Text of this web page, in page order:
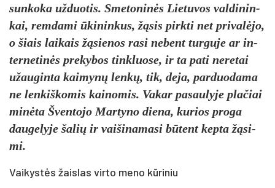
sun­ko­ka už­duo­tis. Sme­to­ninės Lie­tu­vos val­di­nin­
kai, rem­da­mi ūki­nin­kus, žąsis pirk­ti net pri­valė­jo,
o šiais lai­kais žąsie­nos ra­si ne­bent tur­gu­je ar in­
ter­ne­tinės pre­ky­bos tink­luo­se, ir ta pa­ti ne­re­tai
užau­gin­ta kai­mynų lenkų, tik, de­ja, par­duo­da­ma
ne len­kiš­ko­mis kai­no­mis. Va­kar pa­sau­ly­je pla­čiai
minė­ta Šven­to­jo Mar­ty­no die­na, ku­rios pro­ga
dau­ge­ly­je ša­lių ir vai­ši­na­ma­si būtent kep­ta žąsi­
mi.
Vaikystės žaislas virto meno kūriniu